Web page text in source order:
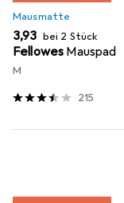
Mausmatte
EUR
3,93 bei 2 Stück
Fellowes Mauspad
M
215